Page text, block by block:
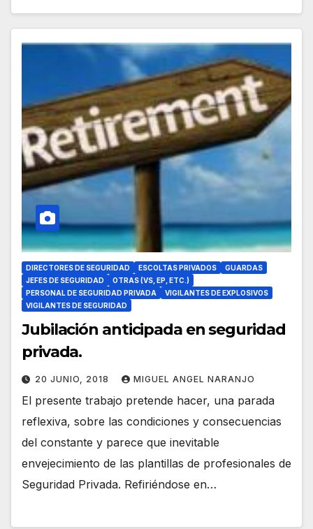
DIRECTORES DE SEGURIDAD ESCOLTAS PRIVADOS
GUARDAS
JEFES DE SEGURIDAD
OTRAS (VS, EP, ETC.)
PERSONAL DE SEGURIDAD PRIVADA
VIGILANTES DE EXPLOSIVOS
VIGILANTES DE SEGURIDAD
Jubilación anticipada en seguridad
privada.
20 JUNIO, 2018 MIGUEL ANGEL NARANJO
El presente trabajo pretende hacer, una parada
reflexiva, sobre las condiciones y consecuencias
del constante y parece que inevitable
envejecimiento de las plantillas de profesionales de
Seguridad Privada. Refiriéndose en…